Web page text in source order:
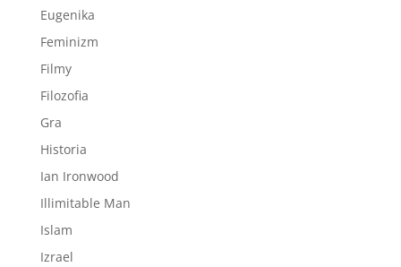
Eugenika
Feminizm
Filmy
Filozofia
Gra
Historia
Ian Ironwood
Illimitable Man
Islam
Izrael